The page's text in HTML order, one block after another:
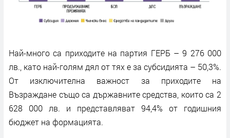
Най-много са приходите на партия ГЕРБ – 9 276 000
лв., като най-голям дял от тях е за субсидията – 50,3%.
От изключителна важност за приходите на
Възраждане също са държавните средства, които са 2
628 000 лв. и представляват 94,4% от годишния
бюджет на формацията.